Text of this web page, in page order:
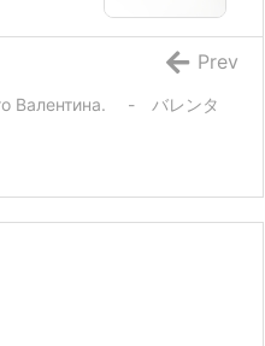
Валентина. - バレンタ
Prev